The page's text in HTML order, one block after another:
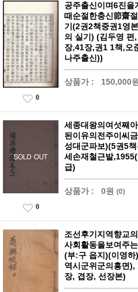
공주출신이며6진을
때순절한충신節齋
기(2권2책중권1영
의 실기) (김두영
장,41장,권1 1책,오
나주출신))
상품가 : 150,000원
0
세종대왕의여섯째
된이유의전주이씨
성대군파보)(5권5
세손재철근발
급)
상품가 : 0원 (0)
0
조선후기지역향교
사회활동을보여주
(부:구 읍지)(이영
역시군위군의흥면
장, 겹장, 선장본)